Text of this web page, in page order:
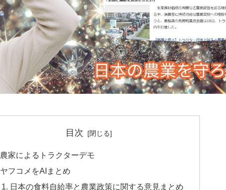
目次
農家によるトラクターデモ
ヤフコメをAIまとめ
日本の食料自給率と農業政策に関する意見まとめ